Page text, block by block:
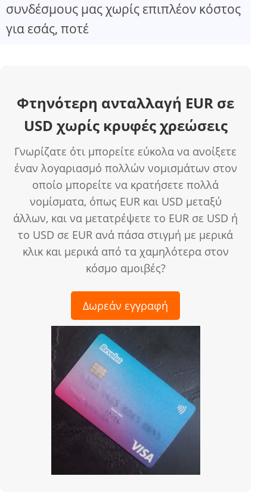
συνδέσμους μας χωρίς επιπλέον κόστος
για εσάς, ποτέ
Φτηνότερη ανταλλαγή EUR σε
USD χωρίς κρυφές χρεώσεις
Γνωρίζατε ότι μπορείτε εύκολα να ανοίξετε
έναν λογαριασμό πολλών νομισμάτων στον
οποίο μπορείτε να κρατήσετε πολλά
νομίσματα, όπως EUR και USD μεταξύ
άλλων, και να μετατρέψετε το EUR σε USD ή
το USD σε EUR ανά πάσα στιγμή με μερικά
κλικ και μερικά από τα χαμηλότερα στον
κόσμο αμοιβές?
Δωρεάν εγγραφή